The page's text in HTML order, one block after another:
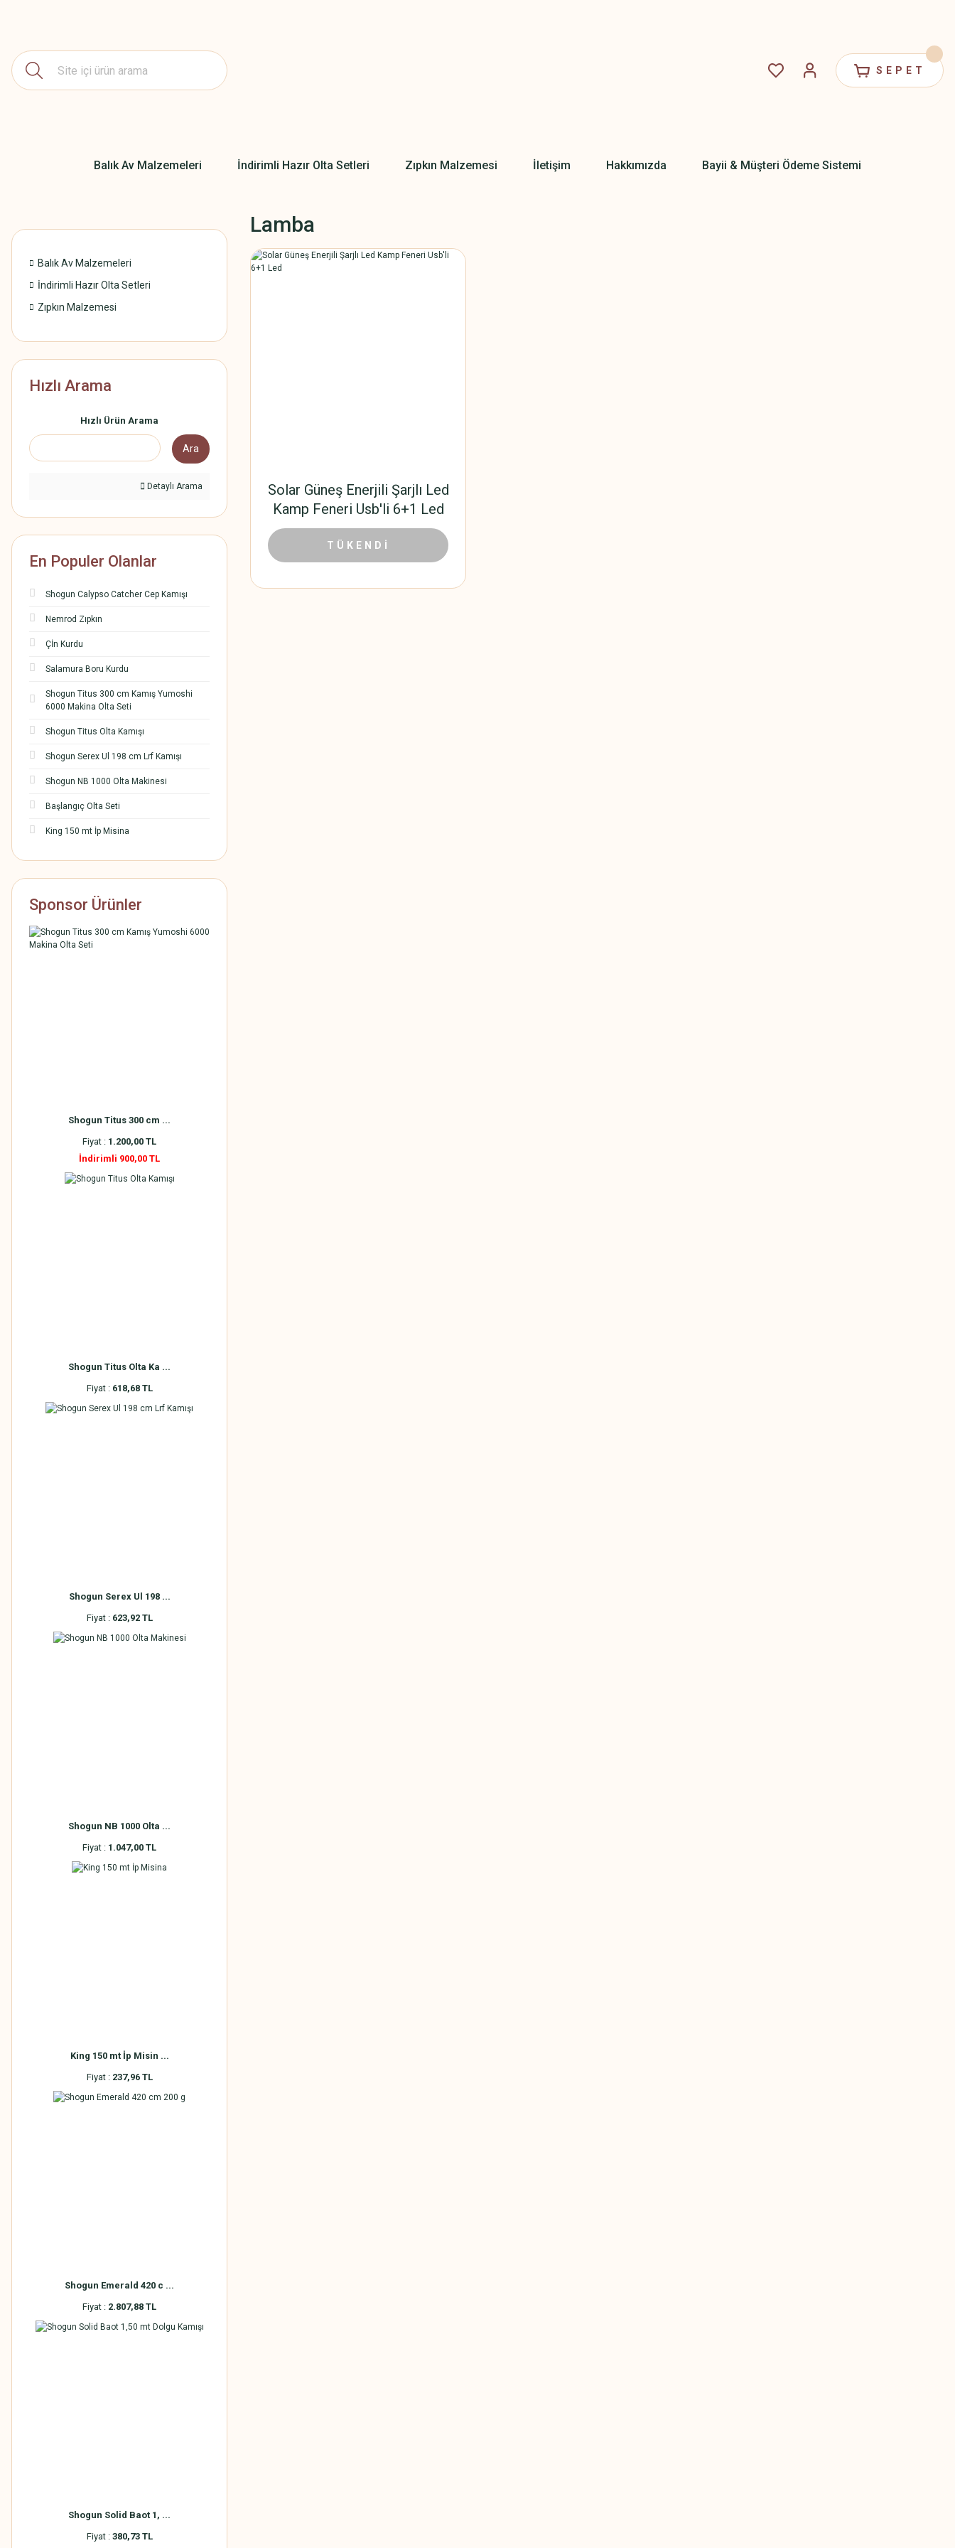
SEPET
Balık Av Malzemeleri İndirimli Hazır Olta Setleri Zıpkın Malzemesi İletişim Hakkımızda Bayii & Müşteri Ödeme Sistemi
Balık Av Malzemeleri
İndirimli Hazır Olta Setleri
Zıpkın Malzemesi
Hızlı Arama
Hızlı Ürün Arama
Ara
Detaylı Arama
En Populer Olanlar
Shogun Calypso Catcher Cep Kamışı
Nemrod Zıpkın
Çİn Kurdu
Salamura Boru Kurdu
Shogun Titus 300 cm Kamış Yumoshi
6000 Makina Olta Seti
Shogun Titus Olta Kamışı
Shogun Serex Ul 198 cm Lrf Kamışı
Shogun NB 1000 Olta Makinesi
Başlangıç Olta Seti
King 150 mt İp Misina
Sponsor Ürünler
Shogun Titus 300 cm ...
Fiyat : 1.200,00 TL
İndirimli 900,00 TL
Shogun Titus Olta Ka ...
Fiyat : 618,68 TL
Shogun Serex Ul 198 ...
Fiyat : 623,92 TL
Shogun NB 1000 Olta ...
Fiyat : 1.047,00 TL
King 150 mt İp Misin ...
Fiyat : 237,96 TL
Shogun Emerald 420 c ...
Fiyat : 2.807,88 TL
Shogun Solid Baot 1, ...
Fiyat : 380,73 TL
Lamba
Solar Güneş Enerjili Şarjlı Led
Kamp Feneri Usb'li 6+1 Led
61,02 TL
TÜKENDİ